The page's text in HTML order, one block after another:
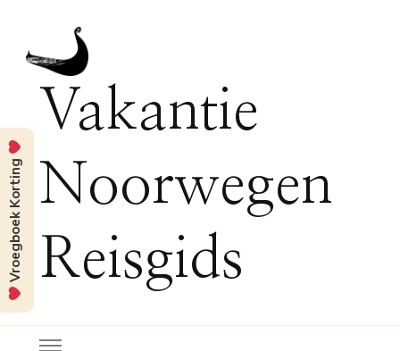
Vakantie
Noorwegen
Reisgids
Vroegboek Korting